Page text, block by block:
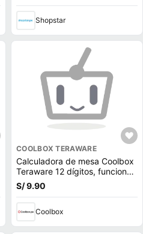
Shopstar
COOLBOX TERAWARE
Calculadora de mesa Coolbox
Teraware 12 dígitos, funciona
a pila y energía solar, rosado
S/ 9.90
Coolbox